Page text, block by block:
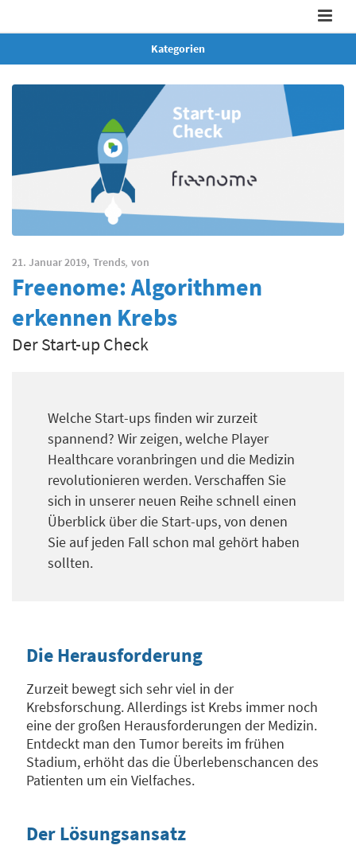
Kategorien
21. Januar 2019, Trends, von
Freenome: Algorithmen
erkennen Krebs
Der Start-up Check
Welche Start-ups finden wir zurzeit
spannend? Wir zeigen, welche Player
Healthcare voranbringen und die Medizin
revolutionieren werden. Verschaffen Sie
sich in unserer neuen Reihe schnell einen
Überblick über die Start-ups, von denen
Sie auf jeden Fall schon mal gehört haben
sollten.
Die Herausforderung
Zurzeit bewegt sich sehr viel in der
Krebsforschung. Allerdings ist Krebs immer noch
eine der großen Herausforderungen der Medizin.
Entdeckt man den Tumor bereits im frühen
Stadium, erhöht das die Überlebenschancen des
Patienten um ein Vielfaches.
Der Lösungsansatz